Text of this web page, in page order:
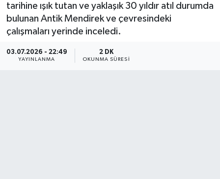
tarihine ışık tutan ve yaklaşık 30 yıldır atıl durumda
bulunan Antik Mendirek ve çevresindeki
çalışmaları yerinde inceledi.
03.07.2026 - 22:49
YAYINLANMA
2 DK
OKUNMA SÜRESI
MAGAZİN
KÜLTÜR SANAT
SAĞLIK
Son Dakika Haberleri
Haber Arşivi